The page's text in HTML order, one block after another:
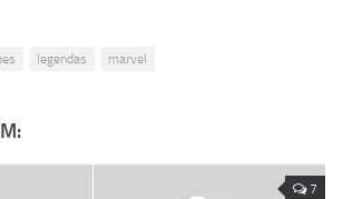
legendas marvel
7